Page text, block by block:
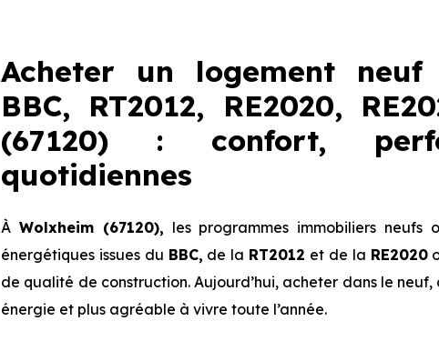
Acheter un logement neuf
BBC, RT2012, RE2020,
(67120) : confort,
quotidiennes
À Wolxheim (67120), les programmes immobiliers neufs
énergétiques issues du BBC, de la RT2012 et de la RE2020
de qualité de construction. Aujourd’hui, acheter dans le
énergie et plus agréable à vivre toute l’année.